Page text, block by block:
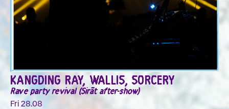
KANGDING RAY, WALLIS, SORCERY
Rave party revival (Sirāt after-show)
Fri 28.08